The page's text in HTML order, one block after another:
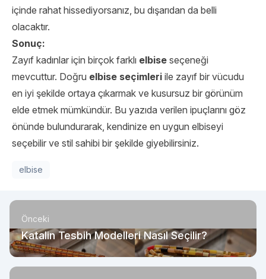
içinde rahat hissediyorsanız, bu dışarıdan da belli
olacaktır.
Sonuç:
Zayıf kadınlar için birçok farklı elbise seçeneği
mevcuttur. Doğru elbise seçimleri ile zayıf bir vücudu
en iyi şekilde ortaya çıkarmak ve kusursuz bir görünüm
elde etmek mümkündür. Bu yazıda verilen ipuçlarını göz
önünde bulundurarak, kendinize en uygun elbiseyi
seçebilir ve stil sahibi bir şekilde giyebilirsiniz.
elbise
Önceki
Katalin Tesbih Modelleri Nasıl Seçilir?